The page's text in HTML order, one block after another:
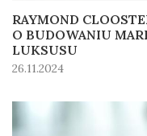
RAYMOND
O BUDOWANIU
LUKSUSU
26.11.2024